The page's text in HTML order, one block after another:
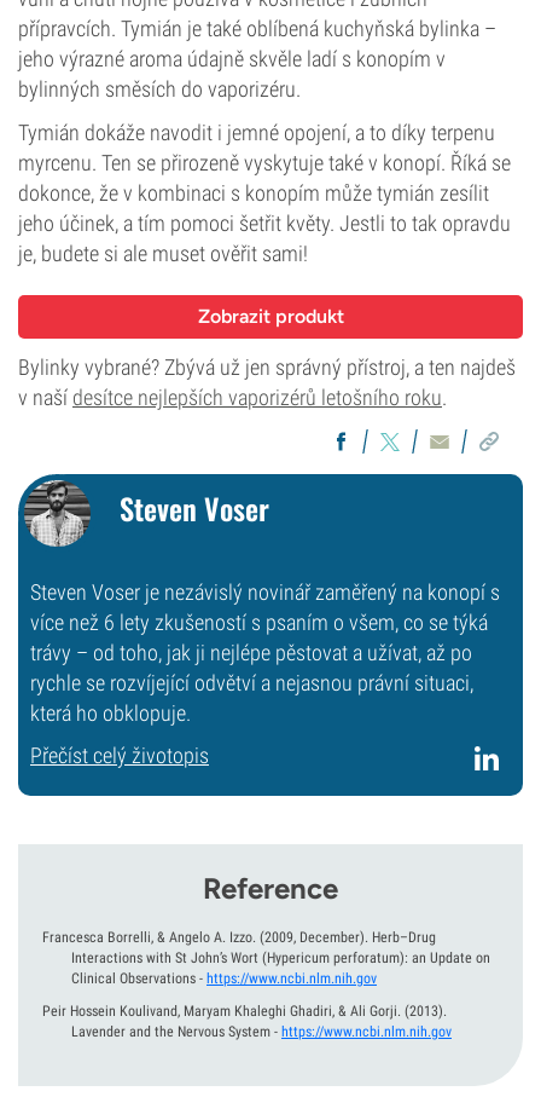
přípravcích. Tymián je také oblíbená kuchyňská bylinka –
jeho výrazné aroma údajně skvěle ladí s konopím v
bylinných směsích do vaporizéru.
Tymián dokáže navodit i jemné opojení, a to díky terpenu
myrcenu. Ten se přirozeně vyskytuje také v konopí. Říká se
dokonce, že v kombinaci s konopím může tymián zesílit
jeho účinek, a tím pomoci šetřit květy. Jestli to tak opravdu
je, budete si ale muset ověřit sami!
Zobrazit produkt
Bylinky vybrané? Zbývá už jen správný přístroj, a ten najdeš
v naší desítce nejlepších vaporizérů letošního roku.
Steven Voser
Steven Voser je nezávislý novinář zaměřený na konopí s
více než 6 lety zkušeností s psaním o všem, co se týká
trávy – od toho, jak ji nejlépe pěstovat a užívat, až po
rychle se rozvíjející odvětví a nejasnou právní situaci,
která ho obklopuje.
Přečíst celý životopis
Reference
Francesca Borrelli, & Angelo A. Izzo. (2009, December). Herb–Drug
Interactions with St John’s Wort (Hypericum perforatum): an Update on
Clinical Observations - https://www.ncbi.nlm.nih.gov
Peir Hossein Koulivand, Maryam Khaleghi Ghadiri, & Ali Gorji. (2013).
Lavender and the Nervous System - https://www.ncbi.nlm.nih.gov